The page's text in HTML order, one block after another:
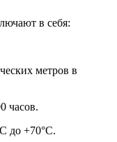
в себя:
метров в
часов.
до +70°C.